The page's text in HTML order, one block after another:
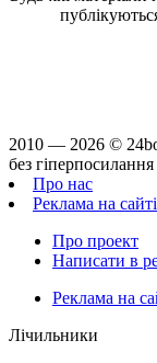
2010 — 2026 ©
без
Про нас
Реклама на сайті
Про проект
Написати в
Реклама на
Лічильники